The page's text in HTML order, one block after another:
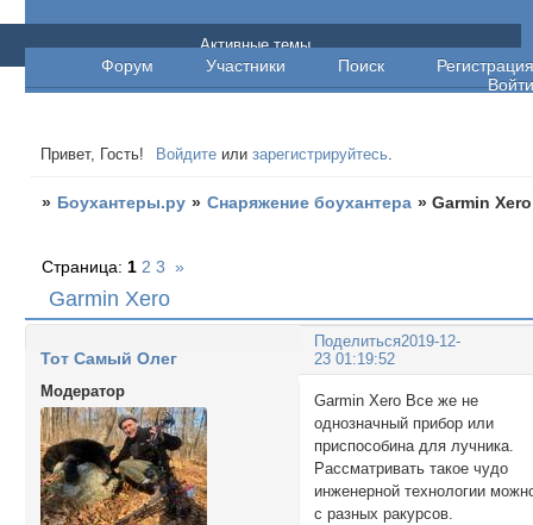
Боухантеры.ру
Форум Участники Поиск
Регистрация
Войти
Активные темы
Привет, Гость! Войдите илизарегистрируйтесь.
» Боухантеры.ру » Снаряжение боухантера »Garmin Xero
Garmin Xero
Страница: 1 2 3 »
Поделиться2019-12-
23 01:19:52
Тот Самый Олег
Модератор
Garmin Xero Все же не
однозначный прибор или
приспособина для лучника.
Рассматривать такое чудо
инженерной технологии
с разных ракурсов.